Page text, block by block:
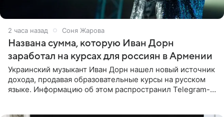
2 часа назад Соня Жарова
Названа сумма, которую Иван Дорн
заработал на курсах для россиян в Армении
Украинский музыкант Иван Дорн нашел новый источник
дохода, продавая образовательные курсы на русском
языке. Информацию об этом распространил Telegram-